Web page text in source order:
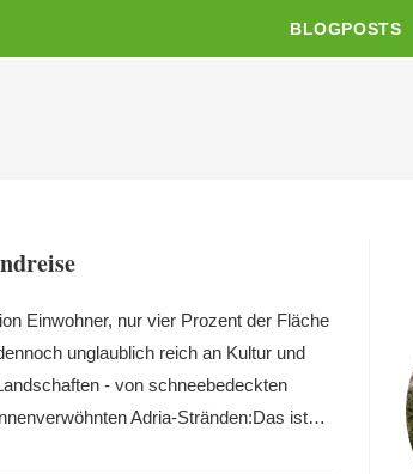
BLOGPOSTS
Einwohner, nur vier Prozent der Fläche
unglaublich reich an Kultur und
- von schneebedeckten
Adria-Stränden:Das ist…